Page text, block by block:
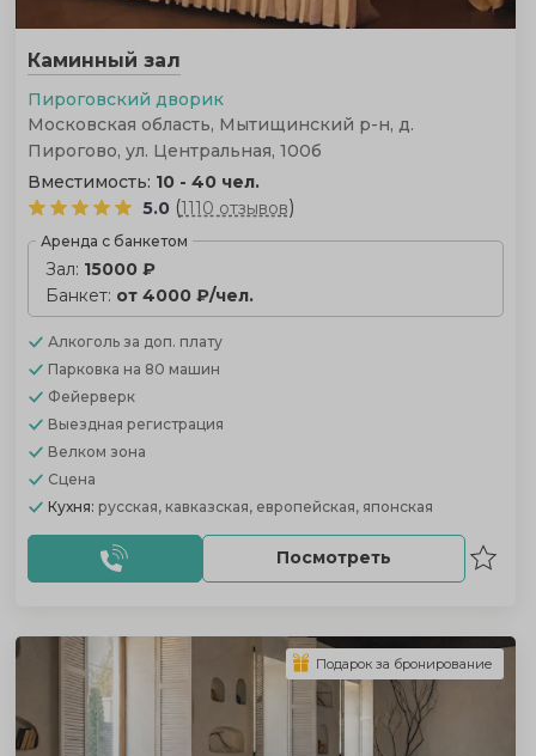
Каминный зал
Пироговский дворик
Московская область, Мытищинский р-н, д.
Пирогово, ул. Центральная, 100б
Вместимость: 10 - 40 чел.
5.0 (1110 отзывов)
Аренда с банкетом
Зал: 15000 ₽
Банкет: от 4000 ₽/чел.
Алкоголь за доп. плату
Парковка на 80 машин
Фейерверк
Выездная регистрация
Велком зона
Сцена
Кухня: русская, кавказская, европейская, японская
Посмотреть
Подарок за бронирование